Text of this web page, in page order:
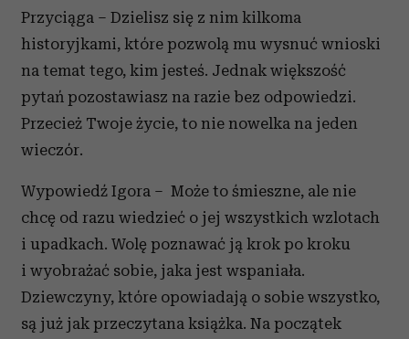
Przyciąga – Dzielisz się z nim kilkoma
historyjkami, które pozwolą mu wysnuć wnioski
na temat tego, kim jesteś. Jednak większość
pytań pozostawiasz na razie bez odpowiedzi.
Przecież Twoje życie, to nie nowelka na jeden
wieczór.
Wypowiedź Igora – Może to śmieszne, ale nie
chcę od razu wiedzieć o jej wszystkich wzlotach
i upadkach. Wolę poznawać ją krok po kroku
i wyobrażać sobie, jaka jest wspaniała.
Dziewczyny, które opowiadają o sobie wszystko,
są już jak przeczytana książka. Na początek